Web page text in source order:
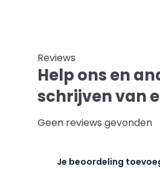
Reviews
Help ons en
schrijven van
Geen reviews gevonden
Je beoordeling